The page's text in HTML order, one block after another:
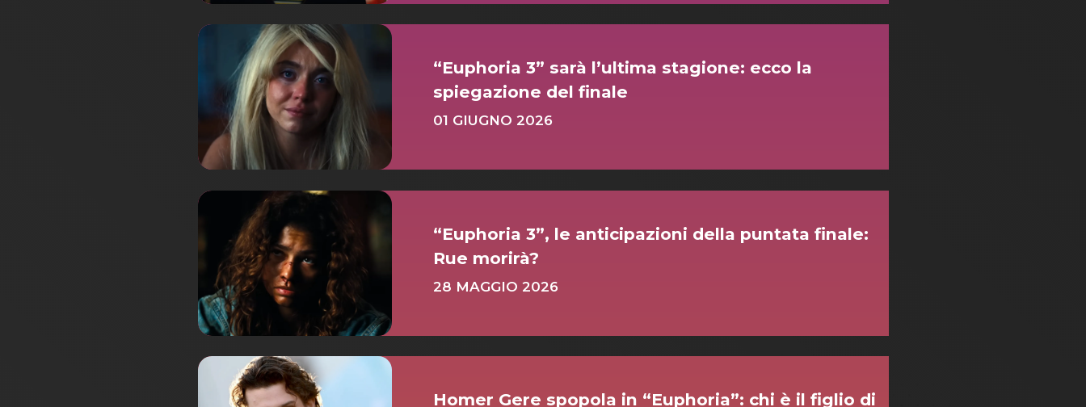
“Euphoria 3” sarà l’ultima stagione: ecco la
spiegazione del finale
01 GIUGNO 2026
“Euphoria 3”, le anticipazioni della puntata finale:
Rue morirà?
28 MAGGIO 2026
Homer Gere spopola in “Euphoria”: chi è il figlio di